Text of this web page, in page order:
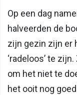
Op een dag
halveerden de
zijn gezin zijn er
‘radeloos’ te
om het niet te
het ooit nog